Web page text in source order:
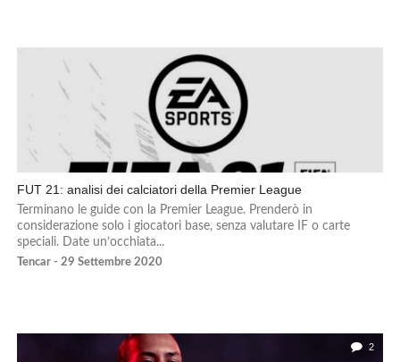
FUT 21: analisi dei calciatori della Premier League
Terminano le guide con la Premier League. Prenderò in
considerazione solo i giocatori base, senza valutare IF o carte
speciali. Date un’occhiata...
Tencar - 29 Settembre 2020
2